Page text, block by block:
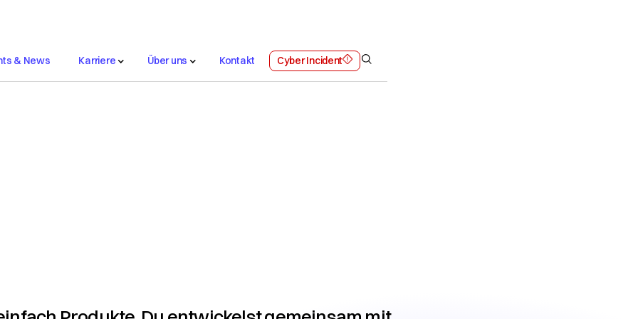
Solutions Platforms Network Security Collaboration
& News Karriere Über uns
Nachhaltigkeit
Kontakt Cyber Incident